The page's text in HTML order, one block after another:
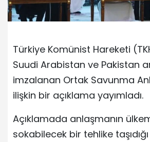
Türkiye Komünist Hareketi
Suudi Arabistan ve Pakistan
imzalanan Ortak Savunma
ilişkin bir açıklama yayımladı.
Açıklamada anlaşmanın
sokabilecek bir tehlike taşıdığı